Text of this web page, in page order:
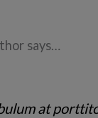
says…
at